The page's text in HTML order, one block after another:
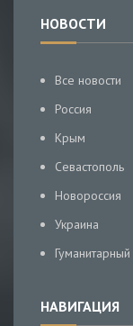
НОВОСТИ
Все новости
Россия
Крым
Севастополь
Новороссия
Украина
НАВИГАЦИЯ